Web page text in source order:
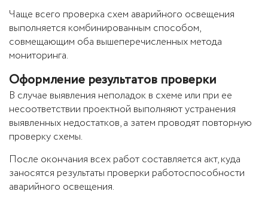
Чаще всего проверка схем аварийного освещения
выполняется комбинированным способом,
совмещающим оба вышеперечисленных метода
мониторинга.
Оформление результатов проверки
В случае выявления неполадок в схеме или при ее
несоответствии проектной выполняют устранения
выявленных недостатков, а затем проводят повторную
проверку схемы.
После окончания всех работ составляется акт, куда
заносятся результаты проверки работоспособности
аварийного освещения.